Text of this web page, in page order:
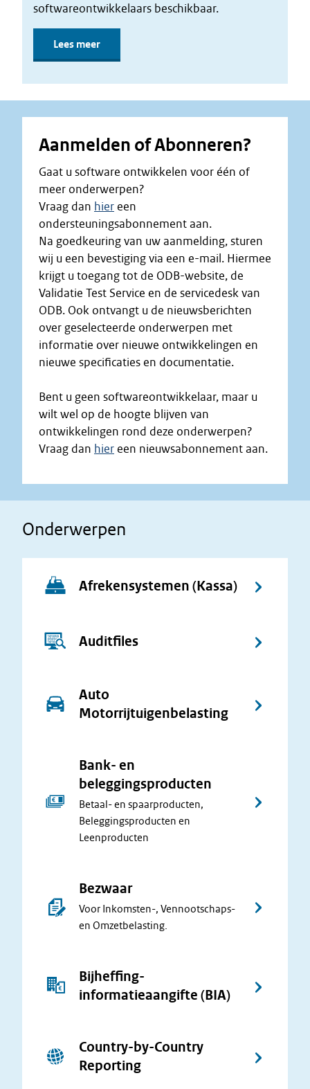
softwareontwikkelaars beschikbaar.
Lees meer
Aanmelden of Abonneren?
Gaat u software ontwikkelen voor één of
meer onderwerpen?
Vraag dan hier een
ondersteuningsabonnement aan.
Na goedkeuring van uw aanmelding, sturen
wij u een bevestiging via een e-mail. Hiermee
krijgt u toegang tot de ODB-website, de
Validatie Test Service en de servicedesk van
ODB. Ook ontvangt u de nieuwsberichten
over geselecteerde onderwerpen met
informatie over nieuwe ontwikkelingen en
nieuwe specificaties en documentatie.
Bent u geen softwareontwikkelaar, maar u
wilt wel op de hoogte blijven van
ontwikkelingen rond deze onderwerpen?
Vraag dan hier een nieuwsabonnement aan.
Onderwerpen
Afrekensystemen (Kassa)
Auditfiles
Auto
Motorrijtuigenbelasting
Bank- en
beleggingsproducten
Betaal- en spaarproducten,
Beleggingsproducten en
Leenproducten
Bezwaar
Voor Inkomsten-, Vennootschaps-
en Omzetbelasting.
Bijheffing-
informatieaangifte (BIA)
Country-by-Country
Reporting